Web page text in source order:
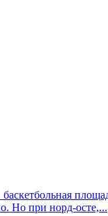
Но при норд-осте,...